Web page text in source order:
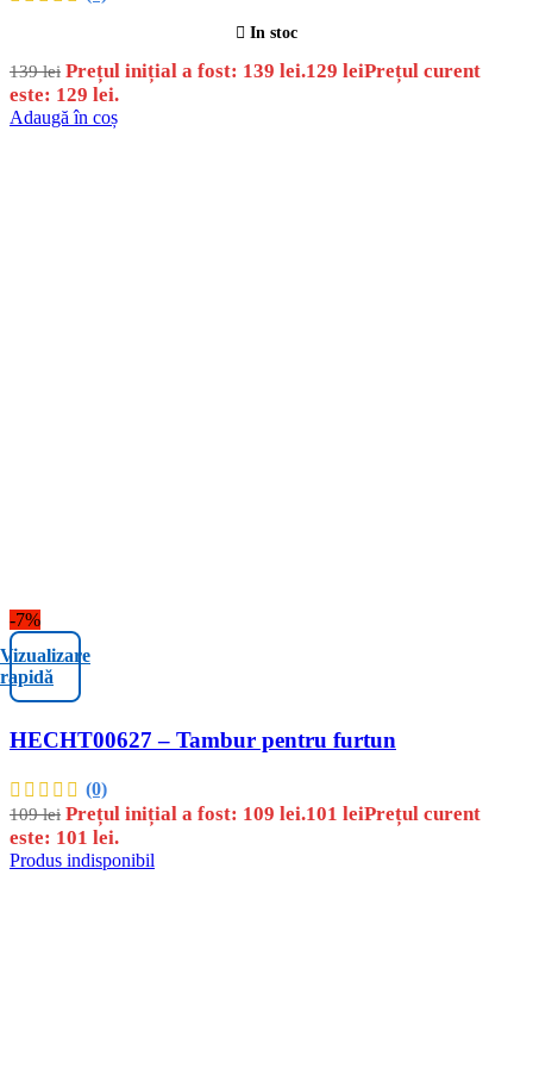
In stoc
139lei Prețul inițial a fost: 139 lei.129 leiPrețul curent
este: 129 lei.
Adaugă în coș
-7%
Vizualizare
rapidă
HECHT00627 – Tambur pentru furtun
(0)
109lei Prețul inițial a fost: 109 lei.101 leiPrețul curent
este: 101 lei.
Produs indisponibil